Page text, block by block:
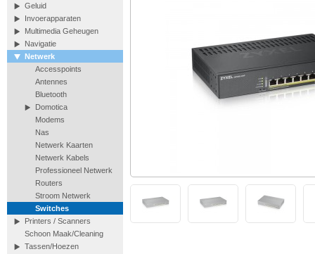
Geluid
Invoerapparaten
Multimedia Geheugen
Navigatie
Netwerk
Accesspoints
Antennes
Bluetooth
Domotica
Modems
Nas
Netwerk Kaarten
Netwerk Kabels
Professioneel Netwerk
Routers
Stroom Netwerk
Switches
Printers / Scanners
Schoon Maak/Cleaning
Tassen/Hoezen